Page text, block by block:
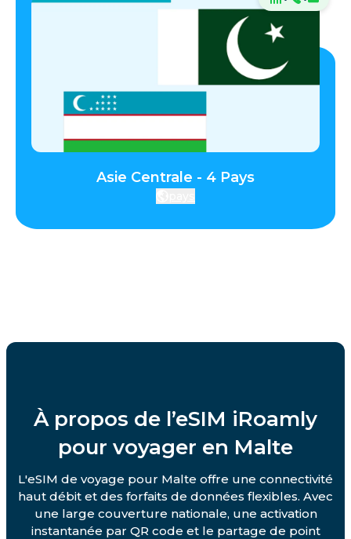
Asie Centrale - 4 Pays
À propos de l’eSIM iRoamly
pour voyager en Malte
L'eSIM de voyage pour Malte offre une connectivité
haut débit et des forfaits de données flexibles. Avec
une large couverture nationale, une activation
instantanée par QR code et le partage de point